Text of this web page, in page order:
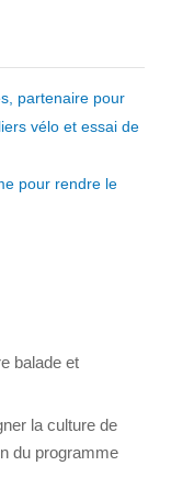
partenaire pour
vélo et essai de
pour rendre le
balade et
la culture de
du programme